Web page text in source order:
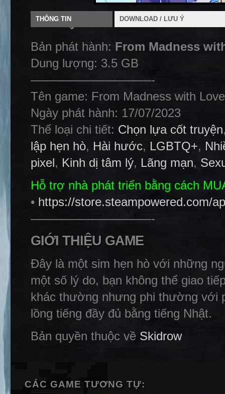
THÔNG TIN DOWNLOAD / LƯU Ý
Bản phát hành: From Madness
Dung lượng: 3.5 GB
——————————-
Tên game: From Madness with Love
Ngày phát hành: 17/07/2023
Thể loại chi tiết: Chọn lựa cốt truyện
lập hẹn hò, Hài hước, LGBTQ+,
pixel, Kinh dị tâm lý, Lãng mạn,
Hỗ trợ nhà phát triển bằng cách
• https://store.steampowered.com/
——————————-
GIỚI THIỆU GAME
Đây là một sim hẹn hò với những
một số lý do, bạn không thể giao
khác thường nhưng phi thường với
lồng tiếng đầy đủ bằng tiếng Nhật.
Bản quyền thuộc về Skidrow
CÁC GAME TƯƠNG TỰ: